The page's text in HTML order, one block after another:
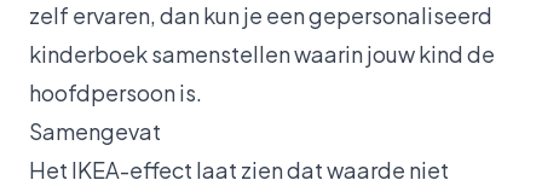
zelf ervaren, dan kun je eengepersonaliseerd
kinderboek samenstellenwaarin jouw kind de
hoofdpersoon is.
Samengevat
Het IKEA-effect laat zien dat waarde niet